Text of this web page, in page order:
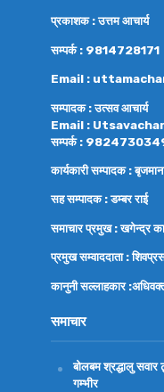
प्रकाशक : उत्तम आचार्य
सम्पर्क : 9814728171
Email :
सम्पादक : उत्सव आचार्य
Email :
सम्पर्क :
कार्यकारी सम्पादक :
सह सम्पादक : डम्बर राई
समाचार प्रमुख : खगेन्द्र
प्रमुख सम्वाददाता :
कानुनी सल्लाहकार
समाचार
बोलबम श्रद्धालु
गम्भीर